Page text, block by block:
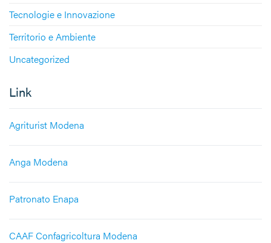
Tecnologie e Innovazione
Territorio e Ambiente
Uncategorized
Link
Agriturist Modena
Anga Modena
Patronato Enapa
CAAF Confagricoltura Modena